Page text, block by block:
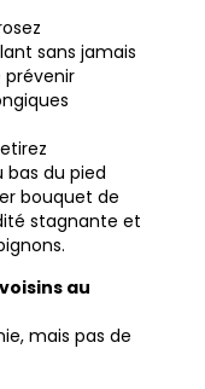
sans jamais
prévenir
du pied
bouquet de
stagnante et
au
mais pas de